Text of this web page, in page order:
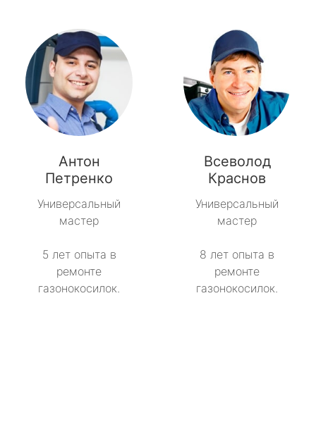
Антон
Петренко
Универсальный
мастер
5 лет опыта в
ремонте
газонокосилок.
Всеволод
Краснов
Универсальный
мастер
8 лет опыта в
ремонте
газонокосилок.